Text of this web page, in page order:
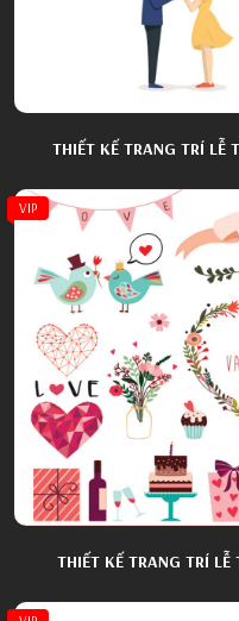
THIẾT KẾ TRANG TRÍ LỄ
VIP
THIẾT KẾ TRANG TRÍ LỄ